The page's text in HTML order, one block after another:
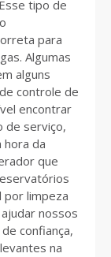
tipo de
para
Algumas
alguns
controle de
encontrar
de serviço,
hora da
que
por limpeza
nossos
confiança,
na